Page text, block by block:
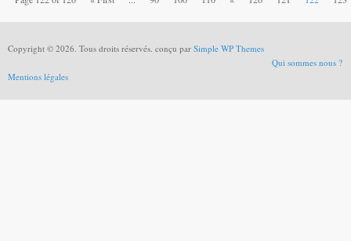
Copyright © 2026. Tous droits réservés. conçu par Simple WP Themes
Qui sommes nous ?
Mentions légales